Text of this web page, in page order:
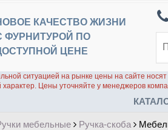
КАЧЕСТВО ЖИЗНИ
ФУРНИТУРОЙ ПО
ЦЕНЕ
ситуацией на рынке цены на сайте носят
характер. Цены уточняйте у менеджеров
мебельные Ручка-скоба